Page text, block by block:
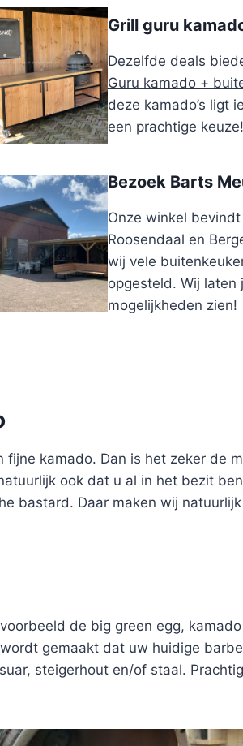
Grill guru
Dezelfde deals
Guru kamado +
deze kamado’s ligt
een prachtige keuze!
Bezoek Barts
Onze winkel
Roosendaal en
wij vele
opgesteld. Wij laten
mogelijkheden zien!
kamado. Dan is het zeker de
ook dat u al in het bezit
bastard. Daar maken wij
de big green egg,
gemaakt dat uw huidige
steigerhout en/of staal.